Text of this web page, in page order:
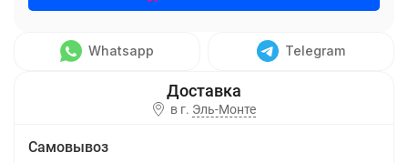
Whatsapp Telegram
в г. Эль-Монте
Самовывоз